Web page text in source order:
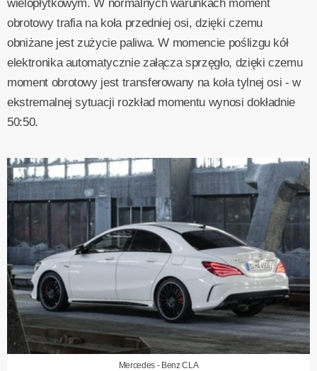
wielopłytkowym. W normalnych warunkach moment
obrotowy trafia na koła przedniej osi, dzięki czemu
obniżane jest zużycie paliwa. W momencie poślizgu kół
elektronika automatycznie załącza sprzęgło, dzięki czemu
moment obrotowy jest transferowany na koła tylnej osi - w
ekstremalnej sytuacji rozkład momentu wynosi dokładnie
50:50.
Mercedes - Benz CLA